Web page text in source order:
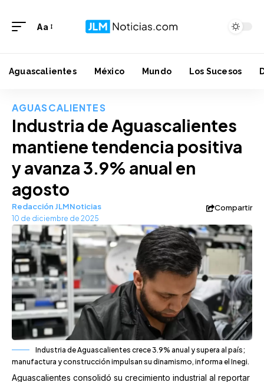
Aa
Aguascalientes México Mundo Los Sucesos
AGUASCALIENTES
Industria de Aguascalientes
mantiene tendencia positiva
y avanza 3.9% anual en
agosto
Redacción JLMNoticias
10 de diciembre de 2025
Compartir
Industria de Aguascalientes crece 3.9% anual y supera al país;
manufactura y construcción impulsan su dinamismo, informa el Inegi.
Aguascalientes consolidó su crecimiento industrial al reportar